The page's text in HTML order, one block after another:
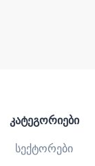
კატეგორიები
სექტორები